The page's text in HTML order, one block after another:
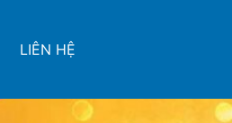
LIÊN HỆ